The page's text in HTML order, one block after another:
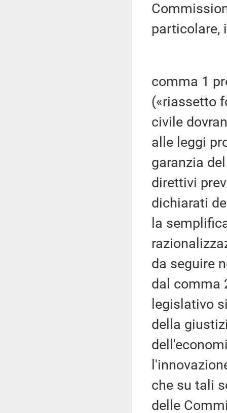
particolare,
comma 1
(«riassetto
civile
alle leggi
garanzia
direttivi
dichiarati
la
da seguire
dal comma
legislativo
della
che su tali
delle